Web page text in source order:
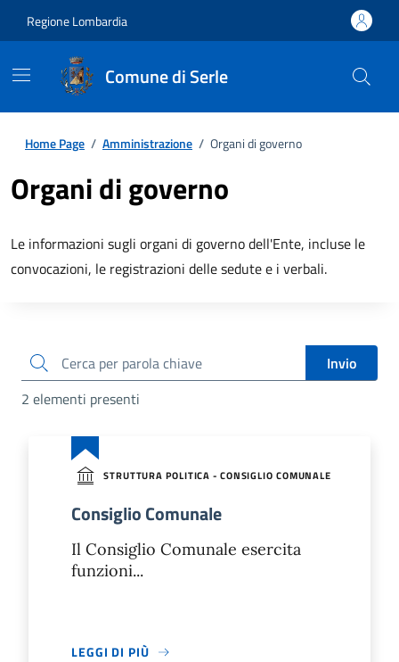
Regione Lombardia
Comune di Serle
Home Page / Amministrazione / Organi di governo
Organi di governo
Le informazioni sugli organi di governo dell'Ente, incluse le
convocazioni, le registrazioni delle sedute e i verbali.
cerca
Invio
2 elementi presenti
STRUTTURA POLITICA - CONSIGLIO COMUNALE
Consiglio Comunale
Il Consiglio Comunale esercita
funzioni...
LEGGI DI PIÙ